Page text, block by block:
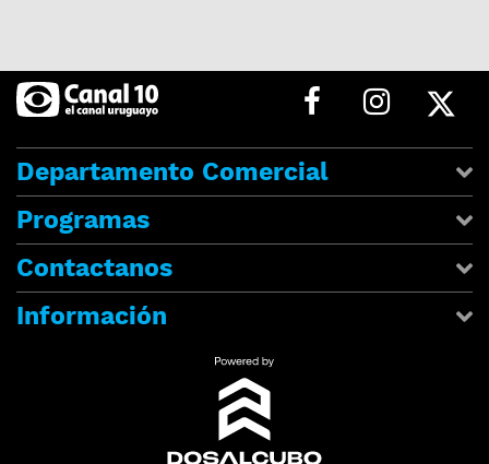
Departamento Comercial
Programas
Contactanos
Información